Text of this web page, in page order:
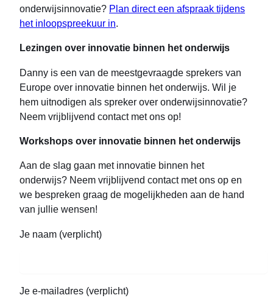
onderwijsinnovatie? Plan direct een afspraak tijdens
het inloopspreekuur in.
Lezingen over innovatie binnen het onderwijs
Danny is een van de meestgevraagde sprekers van
Europe over innovatie binnen het onderwijs. Wil je
hem uitnodigen als spreker over onderwijsinnovatie?
Neem vrijblijvend contact met ons op!
Workshops over innovatie binnen het onderwijs
Aan de slag gaan met innovatie binnen het
onderwijs? Neem vrijblijvend contact met ons op en
we bespreken graag de mogelijkheden aan de hand
van jullie wensen!
Je naam (verplicht)
Je e-mailadres (verplicht)